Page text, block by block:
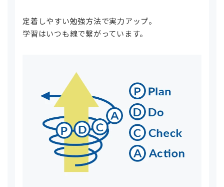
定着しやすい勉強方法で実力アップ。
学習はいつも線で繋がっています。